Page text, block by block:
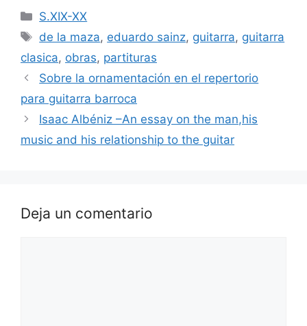
Categorías
S.XIX-XX
Etiquetas
de la maza, eduardo sainz, guitarra, guitarra
clasica, obras, partituras
Sobre la ornamentación en el repertorio
para guitarra barroca
Isaac Albéniz –An essay on the man,his
music and his relationship to the guitar
Deja un comentario